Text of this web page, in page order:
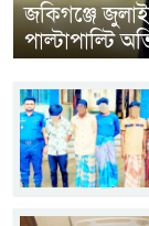
জকিগঞ্জে
পাল্টাপাল্টি